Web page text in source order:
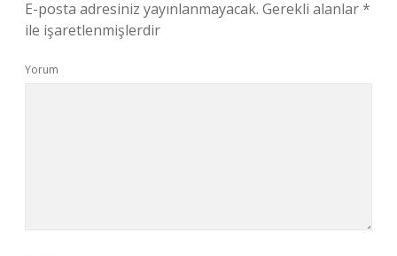
E-posta adresiniz yayınlanmayacak. Gerekli alanlar*
ile işaretlenmişlerdir
Yorum